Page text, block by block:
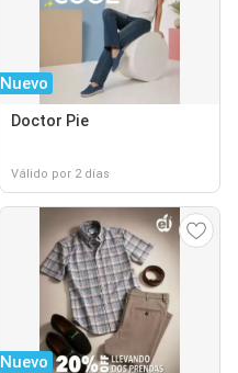
Nuevo
Doctor Pie
Válido por 2 días
Nuevo